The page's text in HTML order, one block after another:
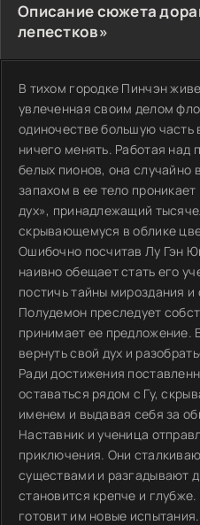
Описание сюжета
лепестков»
В тихом городке Пинчэн
увлеченная своим делом
одиночестве большую часть
ничего менять. Работая над
белых пионов, она случайно
запахом в ее тело
дух», принадлежащий
скрывающемуся в облике
Ошибочно посчитав Лу Гэн
наивно обещает стать его
постичь тайны мироздания
Полудемон преследует
принимает ее предложение.
вернуть свой дух и
Ради достижения
оставаться рядом с Гу,
именем и выдавая себя за
Наставник и ученица
приключения. Они
существами и разгадывают
становится крепче и
готовит им новые